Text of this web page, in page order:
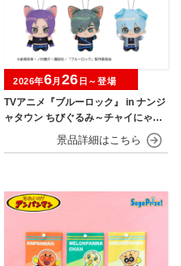
TVアニメ『ブルーロック』 in ナンジ
ャタウン ちびぐるみ～チャイにゃFe
2026年6月 26 日～登場